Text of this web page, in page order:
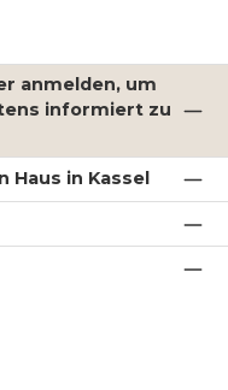
anmelden, um
informiert zu
Haus in Kassel